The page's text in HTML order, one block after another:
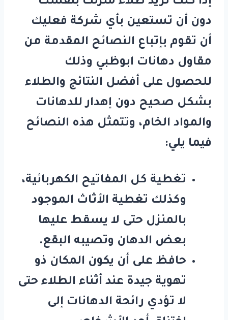
دون أن تستعين بأي شركة فعليك
أن تقوم بإتباع النصائح المقدمة من
مقاول دهانات ابوظبي وذلك
للحصول على أفضل النتائج والطلاء
بشكل صحيح دون إهدار للدهانات
والمواد الخام، وتتمثل هذه النصائح
فيما يلي:
تغطية كل المفاتيح الكهربائية،
وكذلك تغطية الأثاث الموجود
بالمنزل حتى لا يسقط عليها
بعض الدهان وتصيبه البقع.
حافظ على أن يكون المكان ذو
تهوية جيدة عند أثناء الطلاء حتى
لا تؤدي رائحة الدهانات إلى